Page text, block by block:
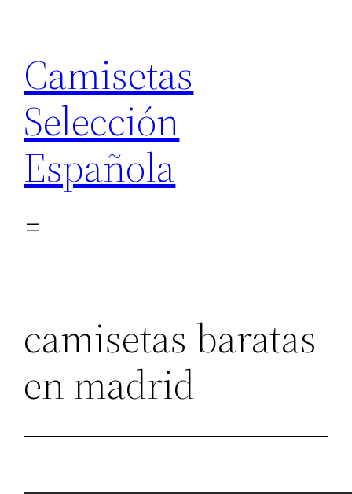
contenido
Camisetas
Selección
Española
camisetas baratas
en madrid